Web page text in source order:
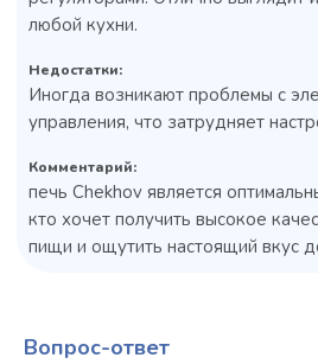
любой кухни.
Недостатки:
Иногда возникают проблемы с
управления, что затрудняет
Комментарий:
печь Chekhov является
кто хочет получить высокое
пищи и ощутить настоящий вкус
Вопрос-ответ